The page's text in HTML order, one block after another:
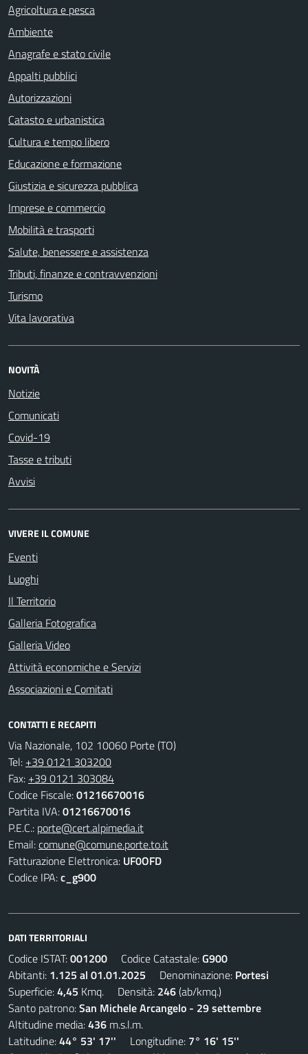
Agricoltura e pesca
Ambiente
Anagrafe e stato civile
Appalti pubblici
Autorizzazioni
Catasto e urbanistica
Cultura e tempo libero
Educazione e formazione
Giustizia e sicurezza pubblica
Imprese e commercio
Mobilità e trasporti
Salute, benessere e assistenza
Tributi, finanze e contravvenzioni
Turismo
Vita lavorativa
NOVITÀ
Notizie
Comunicati
Covid-19
Tasse e tributi
Avvisi
VIVERE IL COMUNE
Eventi
Luoghi
Il Territorio
Galleria Fotografica
Galleria Video
Attività economiche e Servizi
Associazioni e Comitati
CONTATTI E RECAPITI
Via Nazionale, 102 10060 Porte (TO)
Tel: +39 0121 303200
Fax: +39 0121 303084
Codice Fiscale:01216670016
Partita IVA:01216670016
P.E.C.: porte@cert.alpimedia.it
Email:comune@comune.porte.to.it
Fatturazione Elettronica: UF0OFD
Codice IPA:c_g900
DATI TERRITORIALI
Codice ISTAT:001200 Codice Catastale:G900
Abitanti: 1.125 al 01.01.2025 Denominazione: Portesi
Superficie:4,45 Kmq. Densità: 246(ab/kmq.)
Santo patrono:San Michele Arcangelo - 29 settembre
Altitudine media:436 m.s.l.m.
Latitudine:44° 53' 17'' Longitudine: 7° 16' 15''